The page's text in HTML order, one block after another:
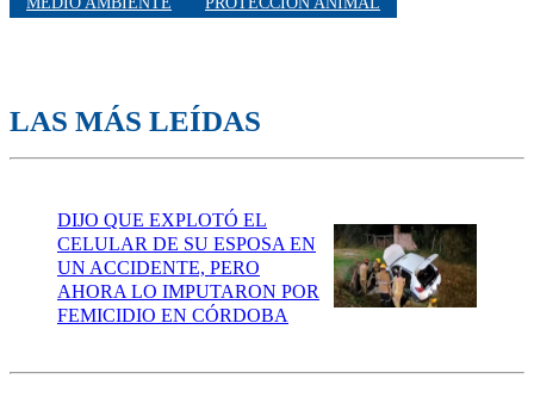
LAS MÁS LEÍDAS
DIJO QUE EXPLOTÓ EL
CELULAR DE SU ESPOSA EN
UN ACCIDENTE, PERO
AHORA LO IMPUTARON POR
FEMICIDIO EN CÓRDOBA